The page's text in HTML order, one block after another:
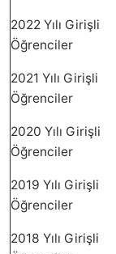
2022 Yılı Girişli
Öğrenciler
2021 Yılı Girişli
Öğrenciler
2020 Yılı Girişli
Öğrenciler
2019 Yılı Girişli
Öğrenciler
2018 Yılı Girişli